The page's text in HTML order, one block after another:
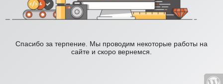
Спасибо за терпение. Мы проводим некоторые работы на
сайте и скоро вернемся.